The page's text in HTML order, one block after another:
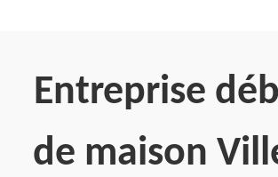
Entreprise
de maison